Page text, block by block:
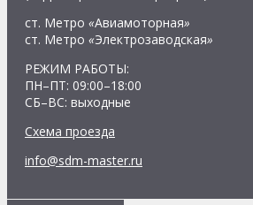
ст. Метро «Авиамоторная»
ст. Метро «Электрозаводская»
РЕЖИМ РАБОТЫ:
ПН–ПТ: 09:00–18:00
СБ–ВС: выходные
Схема проезда
info@sdm-master.ru